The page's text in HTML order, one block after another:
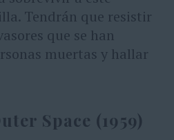
Tendrán que resistir
que se han
muertas y hallar
Space (1959)